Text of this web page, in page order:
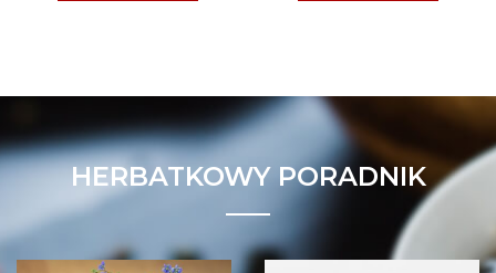
HERBATKOWY PORADNIK